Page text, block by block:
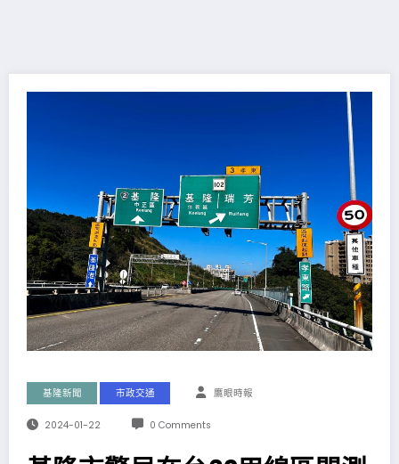
基隆新聞 市政交通 鷹眼時報
2024-01-22 0 Comments